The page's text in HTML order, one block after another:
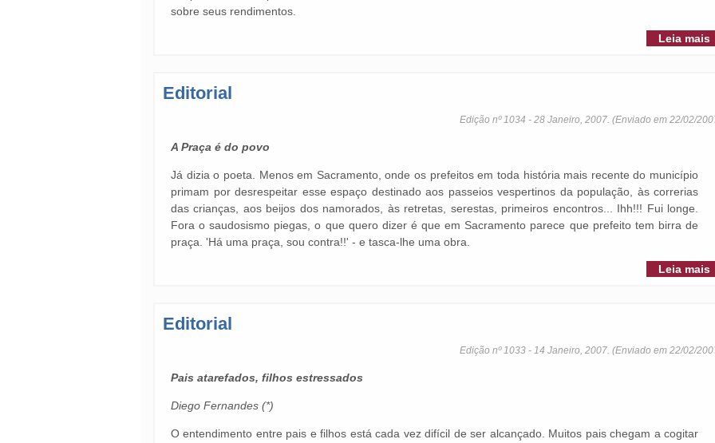
sobre seus rendimentos.
Leia mais
Editorial
Edição nº 1034 - 28 Janeiro, 2007. (Enviado em 22/02/
A Praça é do povo
Já dizia o poeta. Menos em Sacramento, onde os prefeitos em toda história mais recente do município
primam por desrespeitar esse espaço destinado aos passeios vespertinos da população, às correrias
das crianças, aos beijos dos namorados, às retretas, serestas, primeiros encontros... Ihh!!! Fui longe.
Fora o saudosismo piegas, o que quero dizer é que em Sacramento parece que prefeito tem birra de
praça. 'Há uma praça, sou contra!!' - e tasca-lhe uma obra.
Leia mais
Editorial
Edição nº 1033 - 14 Janeiro, 2007. (Enviado em 22/02/
Pais atarefados, filhos estressados
Diego Fernandes (*)
O entendimento entre pais e filhos está cada vez difícil de ser alcançado. Muitos pais chegam a cogitar